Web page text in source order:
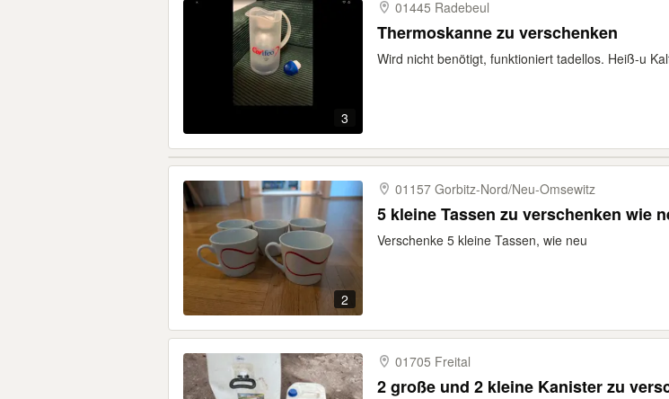
3
01445 Radebeul
Thermoskanne zu verschenken
Wird nicht benötigt, funktioniert tadellos. Heiß-u
2
01157 Gorbitz-​Nord/​Neu-​Omsewitz
5 kleine Tassen zu verschenken wie
Verschenke 5 kleine Tassen, wie neu
01705 Freital
2 große und 2 kleine Kanister zu